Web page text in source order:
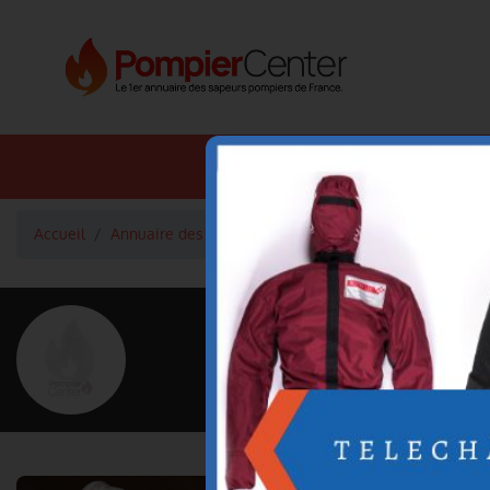
Accueil Annuaire des pompiers Infirmière Véronique
< Retour à la liste des pompiers
Véronique
Grade : Infirmière